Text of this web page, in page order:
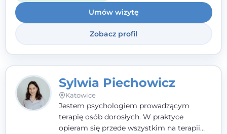
Umów wizytę
Zobacz profil
Sylwia Piechowicz
Katowice
Jestem psychologiem prowadzącym
terapię osób dorosłych. W praktyce
opieram się przede wszystkim na terapii